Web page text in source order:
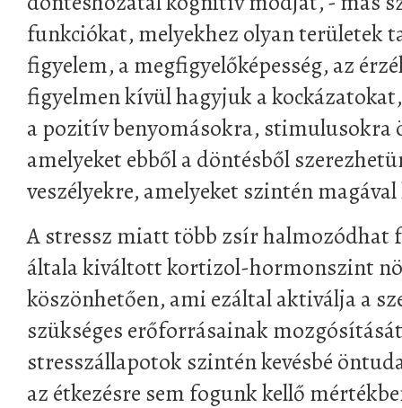
funkciókat, melyekhez olyan területek
figyelem, a megfigyelőképesség, az
figyelmen kívül hagyjuk a
a pozitív benyomásokra,
amelyeket ebből a döntésből
veszélyekre, amelyeket szintén
A stressz miatt több zsír halmozódhat
általa kiváltott kortizol-hormonszint
köszönhetően, ami ezáltal aktiválja a
szükséges erőforrásainak
stresszállapotok szintén kevésbé
az étkezésre sem fogunk kellő